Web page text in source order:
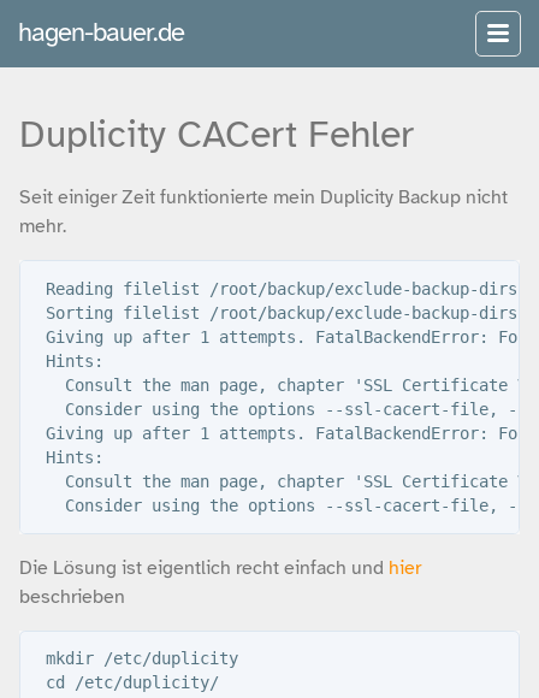
hagen-bauer.de
Duplicity CACert Fehler
Seit einiger Zeit funktionierte mein Duplicity Backup nicht
mehr.
Reading filelist /root/backup/exclude-backup-
Sorting filelist /root/backup/exclude-backup-
Giving up after 1 attempts. FatalBackendError:
Hints:
Consult the man page, chapter 'SSL Certificate
Consider using the options --ssl-cacert-file, --
Giving up after 1 attempts. FatalBackendError:
Hints:
Consult the man page, chapter 'SSL Certificate
Die Lösung ist eigentlich recht einfach und hier
beschrieben
mkdir /etc/duplicity
cd /etc/duplicity/